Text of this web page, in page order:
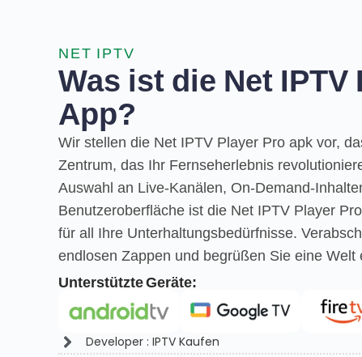
NET IPTV
Was ist die Net IPTV
App?
Wir stellen die Net IPTV Player Pro apk vor,
Zentrum, das Ihr Fernseherlebnis
Auswahl an Live-Kanälen, On-Demand-
Benutzeroberfläche ist die Net IPTV Player
für all Ihre Unterhaltungsbedürfnisse.
endlosen Zappen und begrüßen Sie eine Welt
Unterstützte Geräte:
Developer : IPTV Kaufen